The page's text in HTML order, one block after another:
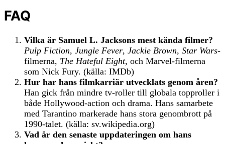
FAQ
Vilka är Samuel L. Jacksons mest kända filmer?
Pulp Fiction, Jungle Fever, Jackie Brown, Star Wars-
filmerna, The Hateful Eight, och Marvel-filmerna
som Nick Fury. (källa: IMDb)
Hur har hans filmkarriär utvecklats genom åren?
Han gick från mindre tv-roller till globala topproller i
både Hollywood-action och drama. Hans samarbete
med Tarantino markerade hans stora genombrott på
1990-talet. (källa: sv.wikipedia.org)
Vad är den senaste uppdateringen om hans